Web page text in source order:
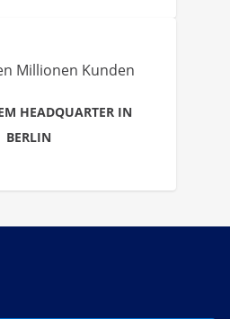
Millionen Kunden
HEADQUARTER IN
BERLIN